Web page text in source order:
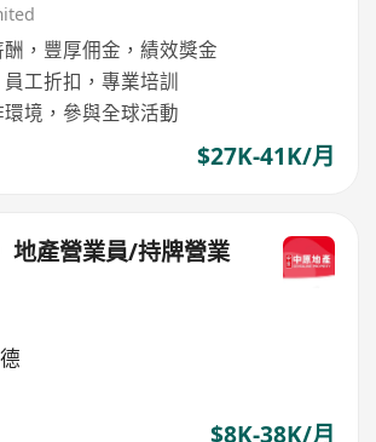
，豐厚佣金，績效獎金
工折扣，專業培訓
境，參與全球活動
$27K-41K/月
地產營業員/持牌營業
$8K-38K/月